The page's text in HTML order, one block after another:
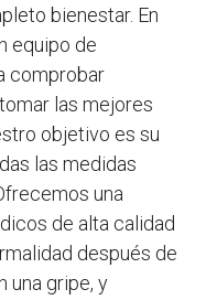
bienestar. En
equipo de
comprobar
las mejores
objetivo es su
las medidas
una
de alta calidad
después de
una gripe, y